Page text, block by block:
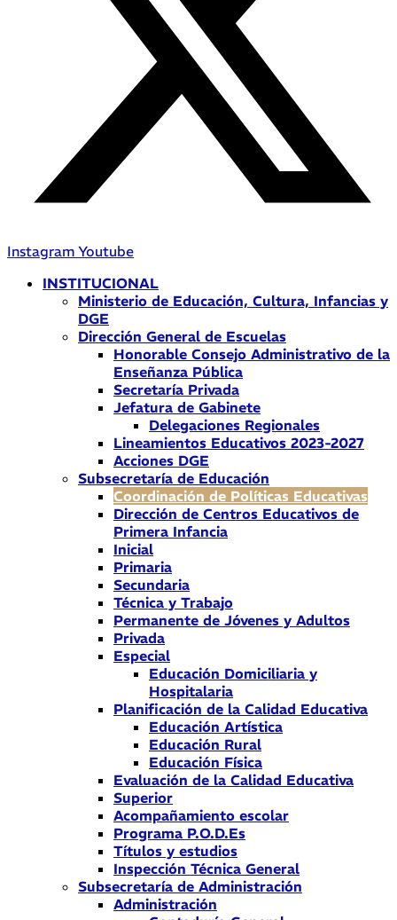
Instagram Youtube
INSTITUCIONAL
Ministerio de Educación, Cultura, Infancias y
DGE
Dirección General de Escuelas
Honorable Consejo Administrativo de la
Enseñanza Pública
Secretaría Privada
Jefatura de Gabinete
Delegaciones Regionales
Lineamientos Educativos 2023-2027
Acciones DGE
Subsecretaría de Educación
Coordinación de Políticas Educativas
Dirección de Centros Educativos de
Primera Infancia
Inicial
Primaria
Secundaria
Técnica y Trabajo
Permanente de Jóvenes y Adultos
Privada
Especial
Educación Domiciliaria y
Hospitalaria
Planificación de la Calidad Educativa
Educación Artística
Educación Rural
Educación Física
Evaluación de la Calidad Educativa
Superior
Acompañamiento escolar
Programa P.O.D.Es
Títulos y estudios
Inspección Técnica General
Subsecretaría de Administración
Administración